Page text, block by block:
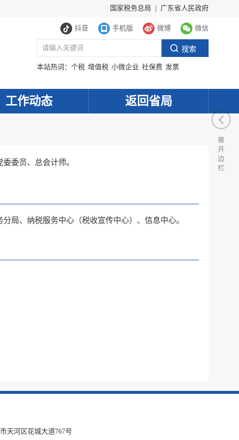
国家税务总局 广东省人民政府
抖音 手机版 微博 微信
本站热词： 个税 增值税 小微企业 社保费 发票
工作动态 返回省局
委员、总会计师。
局、纳税服务中心（税收宣传中心）、信息中心。
天河区花城大道767号
展
开
边
栏